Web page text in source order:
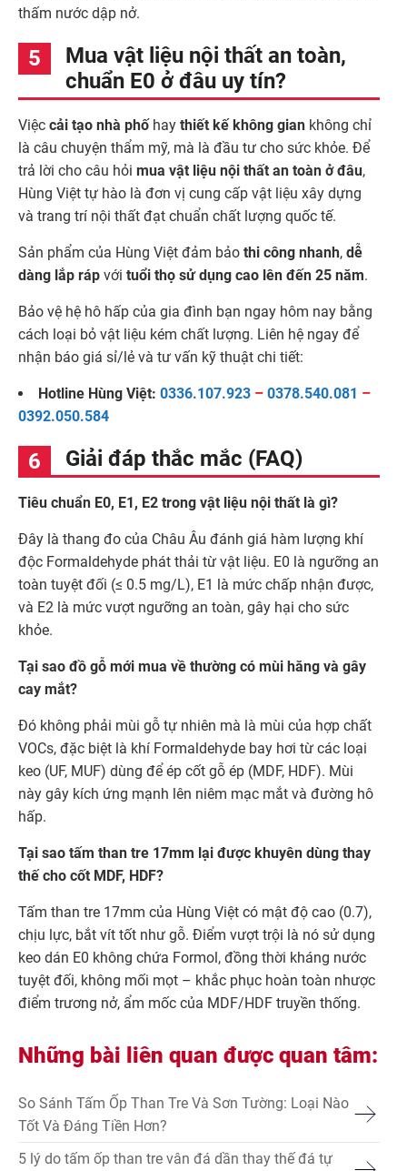
thấm nước dập nở.
Mua vật liệu nội thất an toàn,
chuẩn E0 ở đâu uy tín?
Việc cải tạo nhà phốhay thiết kế không gian không chỉ
là câu chuyện thẩm mỹ, mà là đầu tư cho sức khỏe. Để
trả lời cho câu hỏi mua vật liệu nội thất an toàn ở đâu,
Hùng Việt tự hào là đơn vị cung cấp vật liệu xây dựng
và trang trí nội thất đạt chuẩn chất lượng quốc tế.
Sản phẩm của Hùng Việt đảm bảo thi công nhanh, dễ
dàng lắp ráp với tuổi thọ sử dụng cao lên đến 25 năm.
Bảo vệ hệ hô hấp của gia đình bạn ngay hôm nay bằng
cách loại bỏ vật liệu kém chất lượng. Liên hệ ngay để
nhận báo giá sỉ/lẻ và tư vấn kỹ thuật chi tiết:
Hotline Hùng Việt: 0336.107.923 – 0378.540.081 –
0392.050.584
Giải đáp thắc mắc (FAQ)
Tiêu chuẩn E0, E1, E2 trong vật liệu nội thất là gì?
Đây là thang đo của Châu Âu đánh giá hàm lượng khí
độc Formaldehyde phát thải từ vật liệu. E0 là ngưỡng an
toàn tuyệt đối (≤ 0.5 mg/L), E1 là mức chấp nhận được,
và E2 là mức vượt ngưỡng an toàn, gây hại cho sức
khỏe.
Tại sao đồ gỗ mới mua về thường có mùi hăng và gây
cay mắt?
Đó không phải mùi gỗ tự nhiên mà là mùi của hợp chất
VOCs, đặc biệt là khí Formaldehyde bay hơi từ các loại
keo (UF, MUF) dùng để ép cốt gỗ ép (MDF, HDF). Mùi
này gây kích ứng mạnh lên niêm mạc mắt và đường hô
hấp.
Tại sao tấm than tre 17mm lại được khuyên dùng thay
thế cho cốt MDF, HDF?
Tấm than tre 17mm của Hùng Việt có mật độ cao (0.7),
chịu lực, bắt vít tốt như gỗ. Điểm vượt trội là nó sử dụng
keo dán E0 không chứa Formol, đồng thời kháng nước
tuyệt đối, không mối mọt – khắc phục hoàn toàn nhược
điểm trương nở, ẩm mốc của MDF/HDF truyền thống.
Những bài liên quan được quan tâm:
So Sánh Tấm Ốp Than Tre Và Sơn Tường: Loại Nào
Tốt Và Đáng Tiền Hơn?
5 lý do tấm ốp than tre vân đá dần thay thế đá tự